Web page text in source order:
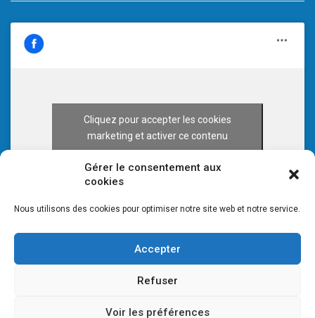
Gérer le consentement aux
cookies
Nous utilisons des cookies pour optimiser notre site web et notre service.
Accepter
Refuser
Voir les préférences
Cliquez pour accepter les cookies
marketing et activer ce contenu
© 2026 CULTURE 70 -Mentions légales-